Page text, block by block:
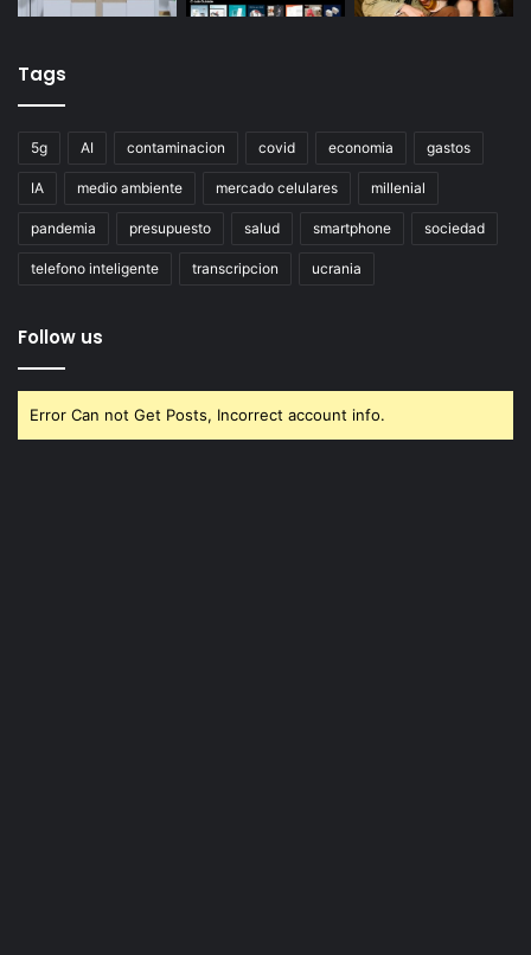
Tags
5g AI contaminacion covid economia gastos
IA medio ambiente mercado celulares millenial
pandemia presupuesto salud smartphone sociedad
telefono inteligente transcripcion ucrania
Follow us
Error Can not Get Posts, Incorrect account info.